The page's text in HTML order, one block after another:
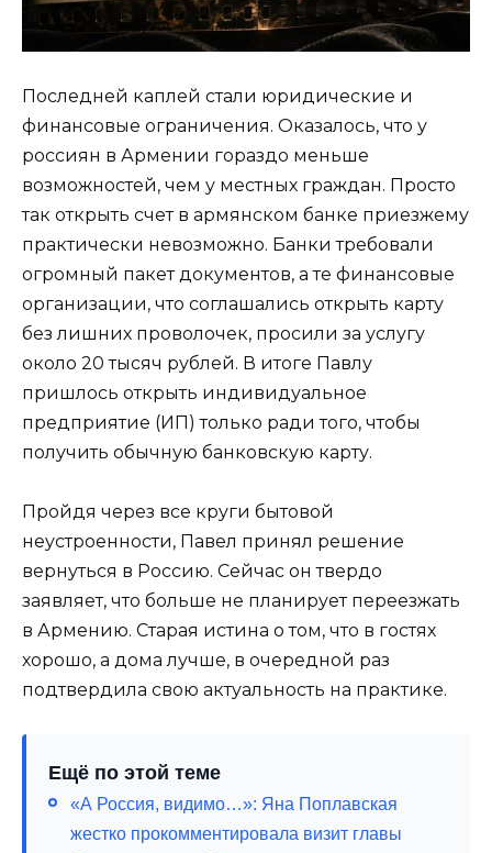
Последней каплей стали юридические и
финансовые ограничения. Оказалось, что у
россиян в Армении гораздо меньше
возможностей, чем у местных граждан. Просто
так открыть счет в армянском банке приезжему
практически невозможно. Банки требовали
огромный пакет документов, а те финансовые
организации, что соглашались открыть карту
без лишних проволочек, просили за услугу
около 20 тысяч рублей. В итоге Павлу
пришлось открыть индивидуальное
предприятие (ИП) только ради того, чтобы
получить обычную банковскую карту.
Пройдя через все круги бытовой
неустроенности, Павел принял решение
вернуться в Россию. Сейчас он твердо
заявляет, что больше не планирует переезжать
в Армению. Старая истина о том, что в гостях
хорошо, а дома лучше, в очередной раз
подтвердила свою актуальность на практике.
Ещё по этой теме
«А Россия, видимо…»: Яна Поплавская
жестко прокомментировала визит главы